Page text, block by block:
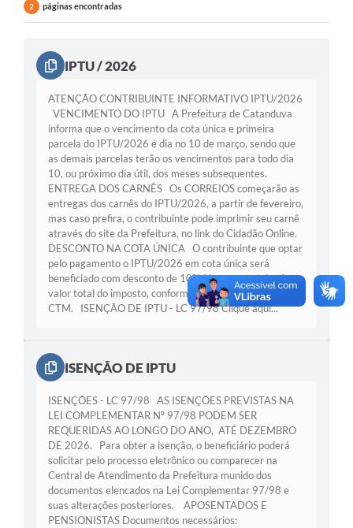
Transparência
Legislação
Galeria de Fotos
Ouvidoria
Arquivos para Download
Carta de Serviços
Notícias
Galeria de Vídeos
Links
A Prefeitura
Agenda
2 páginas encontradas
IPTU / 2026
ATENÇÃO CONTRIBUINTE INFORMATIVO IPTU/2026
VENCIMENTO DO IPTU A Prefeitura de Catanduva
informa que o vencimento da cota única e primeira
parcela do IPTU/2026 é dia no 10 de março, sendo que
as demais parcelas terão os vencimentos para todo dia
10, ou próximo dia útil, dos meses subsequentes.
ENTREGA DOS CARNÊS Os CORREIOS começarão as
entregas dos carnês do IPTU/2026, a partir de fevereiro,
mas caso prefira, o contribuinte pode imprimir seu carnê
através do site da Prefeitura, no link do Cidadão Online.
DESCONTO NA COTA ÚNICA O contribuinte que optar
pelo pagamento o IPTU/2026 em cota única será
beneficiado com desconto de 10% (dez por cento) sobre o
valor total do imposto, conforme disposto no art. 86 do
CTM. ISENÇÃO DE IPTU - LC 97/98 Clique aqui...
ISENÇÃO DE IPTU
ISENÇÕES - LC 97/98 AS ISENÇÕES PREVISTAS NA
LEI COMPLEMENTAR Nº 97/98 PODEM SER
REQUERIDAS AO LONGO DO ANO, ATÉ DEZEMBRO
DE 2026. Para obter a isenção, o beneficiário poderá
solicitar pelo processo eletrônico ou comparecer na
Central de Atendimento da Prefeitura munido dos
documentos elencados na Lei Complementar 97/98 e
suas alterações posteriores. APOSENTADOS E
PENSIONISTAS Documentos necessários: